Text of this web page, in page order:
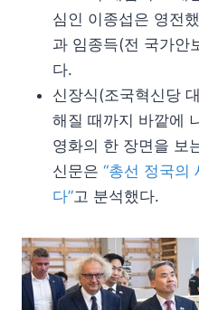
심인 이종섭은 영전
과 임종득(전 국가안
다.
신장식(조국혁신당
해질 때까지 바깥에
영화의 한 장면을 보
신문은 “총선 정국의
다”고 분석했다.